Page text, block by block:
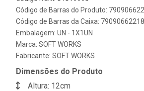
Código de Barras do Produto:
Código de Barras da Caixa:
Embalagem: UN - 1X1UN
Marca: SOFT WORKS
Fabricante: SOFT WORKS
Dimensões do Produto
Altura: 12cm